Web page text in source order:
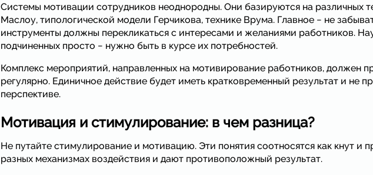
Системы мотивации сотрудников неоднородны. Они базируются на различных
Маслоу, типологической модели Герчикова, технике Врума. Главное − не
инструменты должны перекликаться с интересами и желаниями работников.
подчиненных просто − нужно быть в курсе их потребностей.
Комплекс мероприятий, направленных на мотивирование работников, должен
регулярно. Единичное действие будет иметь кратковременный результат и не
перспективе.
Мотивация и стимулирование: в чем разница?
Не путайте стимулирование и мотивацию. Эти понятия соотносятся как кнут и
разных механизмах воздействия и дают противоположный результат.